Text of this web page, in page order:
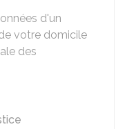
d'un
votre domicile
des